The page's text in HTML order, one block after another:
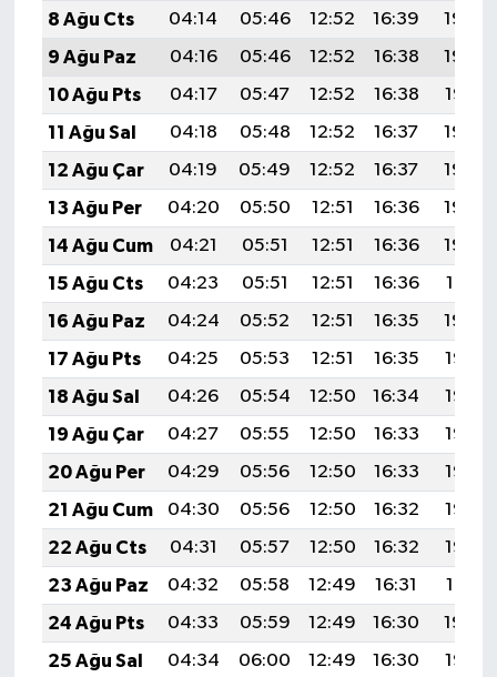
8 Ağu Cts
04:14 05:46 12:52 16:39
19:49
9 Ağu Paz
04:16 05:46 12:52 16:38
19:48
10 Ağu Pts
04:17 05:47 12:52 16:38
19:47
11 Ağu Sal
04:18 05:48 12:52 16:37
19:46
12 Ağu Çar
04:19 05:49 12:52 16:37
19:44
13 Ağu Per
04:20 05:50 12:51 16:36
19:43
14 Ağu Cum
04:21 05:51 12:51 16:36
19:42
15 Ağu Cts
04:23 05:51 12:51 16:36
19:41
16 Ağu Paz
04:24 05:52 12:51 16:35
19:40
17 Ağu Pts
04:25 05:53 12:51 16:35
19:38
18 Ağu Sal
04:26 05:54 12:50 16:34
19:37
19 Ağu Çar
04:27 05:55 12:50 16:33
19:36
20 Ağu Per
04:29 05:56 12:50 16:33
19:35
21 Ağu Cum
04:30 05:56 12:50 16:32
19:33
22 Ağu Cts
04:31 05:57 12:50 16:32
19:32
23 Ağu Paz
04:32 05:58 12:49 16:31
19:31
24 Ağu Pts
04:33 05:59 12:49 16:30
19:29
25 Ağu Sal
04:34 06:00 12:49 16:30 19:28